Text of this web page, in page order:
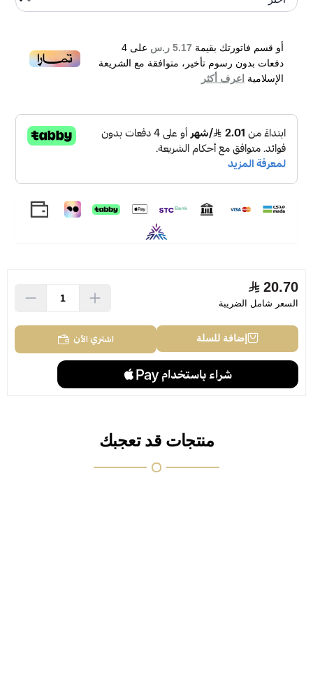
أو قسم فاتورتك بقيمة 5.17 ر.س على 4
دفعات بدون رسوم تأخير، متوافقة مع الشريعة
الإسلامية اعرف أكثر
20.70
السعر شامل الضريبة
إضافة للسلة اشتري الآن
منتجات قد تعجبك